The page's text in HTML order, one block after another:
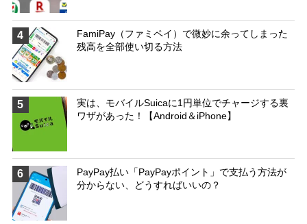
4
FamiPay（ファミペイ）で微妙に余ってしまった
残高を全部使い切る方法
5
実は、モバイルSuicaに1円単位でチャージする裏
ワザがあった！【Android＆iPhone】
6
PayPay払い「PayPayポイント」で支払う方法が
分からない、どうすればいいの？